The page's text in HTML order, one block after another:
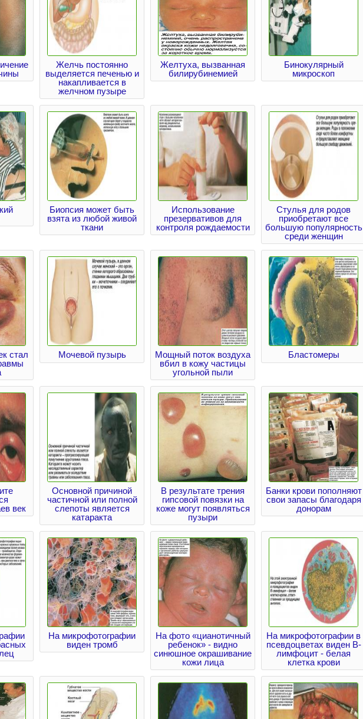
Желчь постоянно
выделяется печенью и
накапливается в
желчном пузыре
Желтуха, вызванная
билирубинемией
Бинокулярный
микроскоп
Биопсия может быть
взята из любой живой
ткани
Использование
презервативов для
контроля рождаемости
Стулья для родов
приобретают все
большую популярность
среди женщин
стал
Мочевой пузырь
Мощный поток воздуха
вбил в кожу частицы
угольной пыли
Бластомеры
век
Основной причиной
частичной или полной
слепоты является
катаракта
В результате трения
гипсовой повязки на
коже могут появляться
пузыри
Банки крови пополняют
свои запасы благодаря
донорам
На микрофотографии
виден тромб
На фото «цианотичный
ребенок» - видно
синюшное окрашивание
кожи лица
На микрофотографии в
псевдоцветах виден В-
лимфоцит - белая
клетка крови